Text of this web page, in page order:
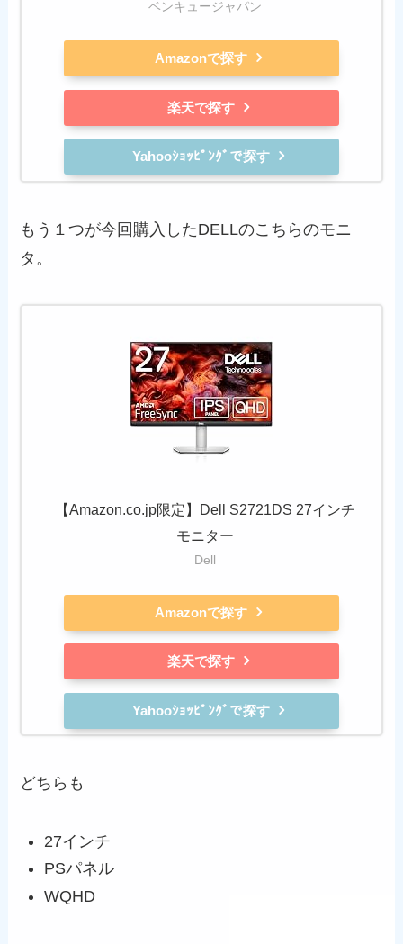
ベンキュージャパン
Amazonで探す
楽天で探す
Yahooｼｮｯﾋﾟﾝｸﾞで探す
もう１つが今回購入したDELLのこちらのモニ
タ。
【Amazon.co.jp限定】Dell S2721DS 27インチ
モニター
Dell
Amazonで探す
楽天で探す
Yahooｼｮｯﾋﾟﾝｸﾞで探す
どちらも
27インチ
PSパネル
WQHD